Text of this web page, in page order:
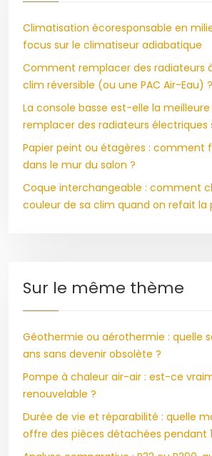
Climatisation écoresponsable en
focus sur le climatiseur adiabatique
Comment remplacer des radiateurs
clim réversible (ou une PAC Air-Eau) ?
La console basse est-elle la
remplacer des radiateurs électriques
Papier peint ou étagères : comment
dans le mur du salon ?
Coque interchangeable : comment
couleur de sa clim quand on refait la
Sur le même thème
Géothermie ou aérothermie : quelle
ans sans devenir obsolète ?
Pompe à chaleur air-air : est-ce
renouvelable ?
Durée de vie et réparabilité : quelle
offre des pièces détachées pendant